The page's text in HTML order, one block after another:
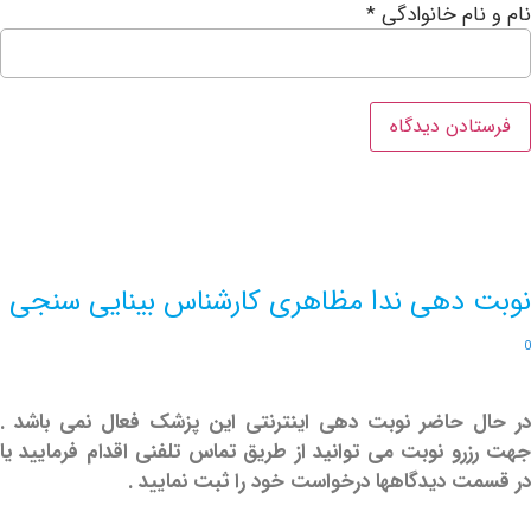
خانوادگی*
ندا مظاهری کارشناس بینایی سنجی
حاضر نوبت دهی اینترنتی این پزشک فعال نمی باشد .
نوبت می توانید از طریق تماس تلفنی اقدام فرمایید یا
دیدگاهها درخواست خود را ثبت نمایید .